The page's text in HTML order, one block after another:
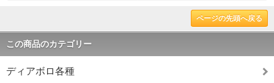
ページの先頭へ戻る
この商品のカテゴリー
ディアボロ各種